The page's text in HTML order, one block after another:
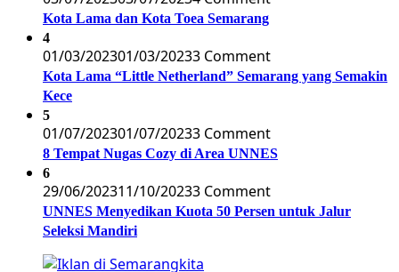
Kota Lama dan Kota Toea Semarang
4
01/03/202301/03/20233 Comment
Kota Lama “Little Netherland” Semarang yang Semakin
Kece
5
01/07/202301/07/20233 Comment
8 Tempat Nugas Cozy di Area UNNES
6
29/06/202311/10/20233 Comment
UNNES Menyedikan Kuota 50 Persen untuk Jalur
Seleksi Mandiri